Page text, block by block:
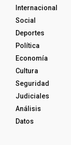
Internacional
Social
Deportes
Política
Economía
Cultura
Seguridad
Judiciales
Análisis
Datos